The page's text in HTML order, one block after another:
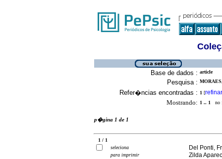
Base de dados : article
Pesquisa :
Refer�ncias encontradas : 1 [refinar
Mostrando: 1 .. 1 no
p�gina 1 de 1
1 / 1
seleciona
para imprimir
Del Ponti,
Zilda